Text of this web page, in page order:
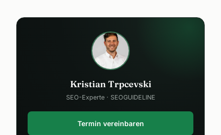
Kristian Trpcevski
SEO-Experte · SEOGUIDELINE
Termin vereinbaren